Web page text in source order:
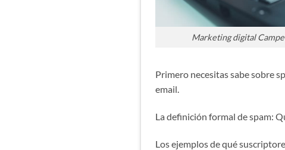
Marketing digital
Primero necesitas sabe sobre
email.
La definición formal de spam:
Los ejemplos de qué